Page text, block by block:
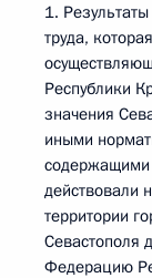
1.
труда,
Республики
значения
иными
содержащими
действовали
территории
Севастополя
Федерацию